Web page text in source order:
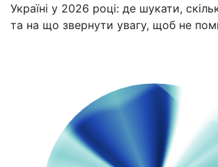
Україні у 2026 році: де шукати,
та на що звернути увагу, щоб не